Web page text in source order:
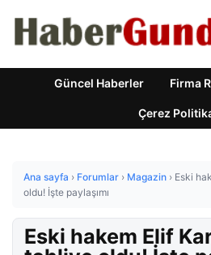
Güncel Haberler Firma
Çerez
Ana sayfa › Forumlar › Magazin › Eski
oldu! İşte paylaşımı
Eski hakem Elif